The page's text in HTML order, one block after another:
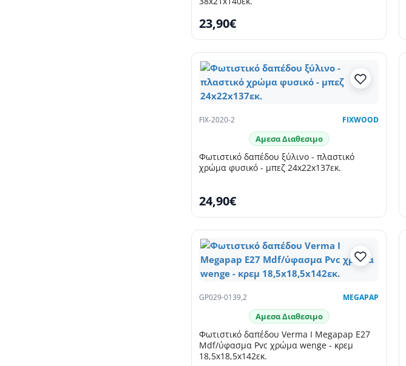
23,90€
FIX-2020-2 FIXWOOD
Αμεσα Διαθεσιμο
Φωτιστικό δαπέδου ξύλινο - πλαστικό
χρώμα φυσικό - μπεζ 24x22x137εκ.
24,90€
GP029-0139,2 MEGAPAP
Αμεσα Διαθεσιμο
Φωτιστικό δαπέδου Verma I Megapap E27
Mdf/ύφασμα Pvc χρώμα wenge - κρεμ
18,5x18,5x142εκ.